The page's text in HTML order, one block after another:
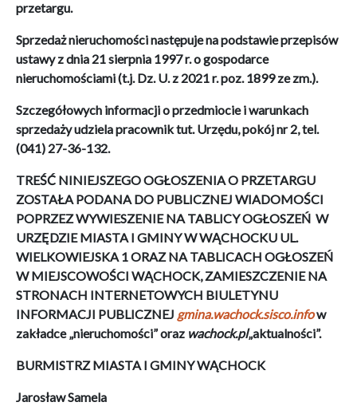
przetargu.
Sprzedaż nieruchomości następuje na podstawie przepisów
ustawy z dnia 21 sierpnia 1997 r. o gospodarce
nieruchomościami (t.j. Dz. U. z 2021 r. poz. 1899 ze zm.).
Szczegółowych informacji o przedmiocie i warunkach
sprzedaży udziela pracownik tut. Urzędu, pokój nr 2, tel.
(041) 27-36-132.
TREŚĆ NINIEJSZEGO OGŁOSZENIA O PRZETARGU
ZOSTAŁA PODANA DO PUBLICZNEJ WIADOMOŚCI
POPRZEZ WYWIESZENIE NA TABLICY OGŁOSZEŃ W
URZĘDZIE MIASTA I GMINY W WĄCHOCKU UL.
WIELKOWIEJSKA 1 ORAZ NA TABLICACH OGŁOSZEŃ
W MIEJSCOWOŚCI WĄCHOCK, ZAMIESZCZENIE NA
STRONACH INTERNETOWYCH BIULETYNU
INFORMACJI PUBLICZNEJ gmina.wachock.sisco.infow
zakładce „nieruchomości” oraz wachock.pl„aktualności”.
BURMISTRZ MIASTA I GMINY WĄCHOCK
Jarosław Samela